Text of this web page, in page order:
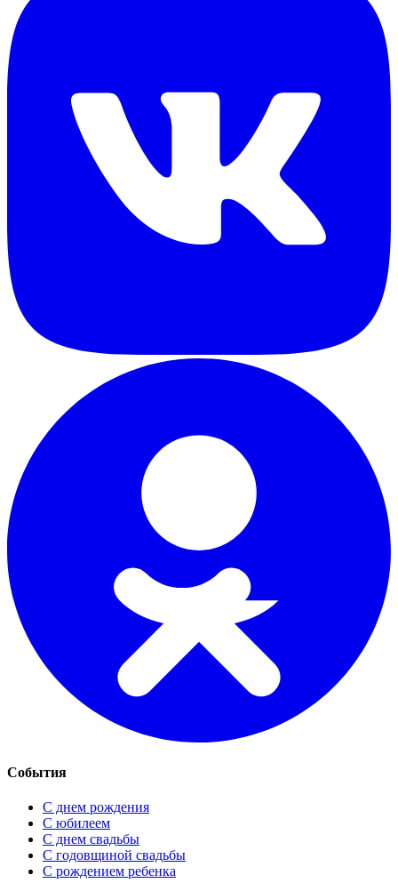
События
С днем рождения
С юбилеем
С днем свадьбы
С годовщиной свадьбы
С рождением ребенка